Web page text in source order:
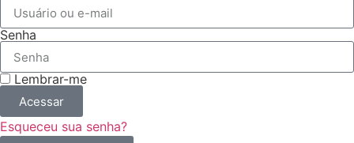
Senha
Lembrar-me
Acessar
Esqueceu sua senha?